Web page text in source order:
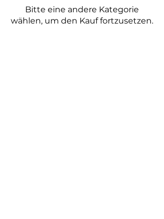
Bitte eine andere Kategorie
wählen, um den Kauf fortzusetzen.